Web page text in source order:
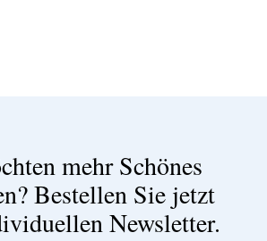
mehr Schönes
Bestellen Sie jetzt
Newsletter.